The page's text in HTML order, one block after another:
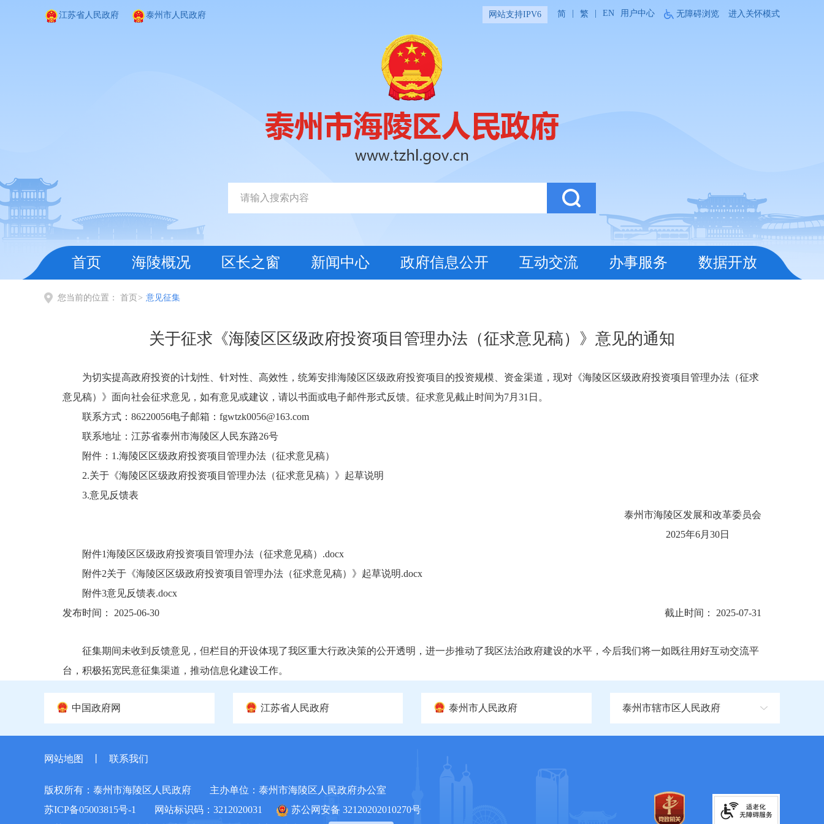
江苏省人民政府 泰州市人民政府 网站支持IPV6 简 繁 EN 用户中心 无障碍浏览 进入关怀模式
首页 海陵概况 区长之窗 新闻中心 政府信息公开 互动交流 办事服务 数据开放
您当前的位置： 首页 > 意见征集
关于征求《海陵区区级政府投资项目管理办法（征求意见稿）》意见的通知
为切实提高政府投资的计划性、针对性、高效性，统筹安排海陵区区级政府投资项目的投资规模、资金渠道，现对《海陵区区级政府投资项目管理办法（征求
意见稿）》面向社会征求意见，如有意见或建议，请以书面或电子邮件形式反馈。征求意见截止时间为7月31日。
联系方式：86220056电子邮箱： fgwtzk0056@163.com
联系地址：江苏省泰州市海陵区人民东路26号
附件：1.海陵区区级政府投资项目管理办法（征求意见稿）
2.关于《海陵区区级政府投资项目管理办法（征求意见稿）》起草说明
3.意见反馈表
泰州市海陵区发展和改革委员会
2025年6月30日
附件1海陵区区级政府投资项目管理办法（征求意见稿）.docx
附件2关于《海陵区区级政府投资项目管理办法（征求意见稿）》起草说明.docx
附件3意见反馈表.docx
发布时间： 2025-06-30
截止时间： 2025-07-31
征集期间未收到反馈意见，但栏目的开设体现了我区重大行政决策的公开透明，进一步推动了我区法治政府建设的水平，今后我们将一如既往用好互动交流平
台，积极拓宽民意征集渠道，推动信息化建设工作。
中国政府网 江苏省人民政府 泰州市人民政府 泰州市辖市区人民政府
网站地图 联系我们
版权所有：泰州市海陵区人民政府
主办单位：泰州市海陵区人民政府办公室
苏ICP备05003815号-1
网站标识码：3212020031
苏公网安备 32120202010270号